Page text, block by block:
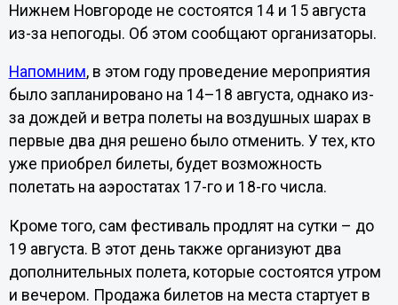
Нижнем Новгороде не состоятся 14 и 15 августа
из-за непогоды. Об этом сообщают организаторы.
Напомним, в этом году проведение мероприятия
было запланировано на 14–18 августа, однако из-
за дождей и ветра полеты на воздушных шарах в
первые два дня решено было отменить. У тех, кто
уже приобрел билеты, будет возможность
полетать на аэростатах 17-го и 18-го числа.
Кроме того, сам фестиваль продлят на сутки – до
19 августа. В этот день также организуют два
дополнительных полета, которые состоятся утром
и вечером. Продажа билетов на места стартует в